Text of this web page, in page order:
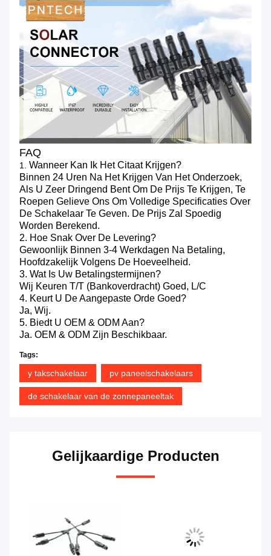
FAQ
1. Wanneer Kan Ik Het Citaat Krijgen?
Binnen 24 Uren Na Het Krijgen Van Het Onderzoek,
Als U Zeer Dringend Bent Om De Prijs Te Krijgen, Te
Roepen Gelieve Ons Om Volledige Specificaties Over
De Schakelaar Te Geven. De Prijs Zal Spoedig
Worden Berekend.
2. Hoe Snak Over De Levering?
Gewoonlijk Binnen 3-4 Werkdagen Na Betaling,
Hoofdzakelijk Volgens De Hoeveelheid.
3. Wat Is Uw Betalingstermijnen?
Wij Keuren T/T (bankoverdracht) Goed, L/C
4. Keurt U De Aangepaste Orde Goed?
Ja, Wij.
5. Biedt U OEM & ODM Aan?
Ja. OEM & ODM Zijn Beschikbaar.
Tags:
y takschakelaar pv paneelschakelaars
de schakelaar van de zonnepaneeltak
Gelijkaardige Producten